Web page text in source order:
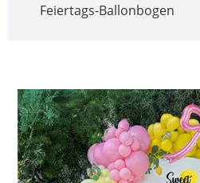
Feiertags-Ballonbogen